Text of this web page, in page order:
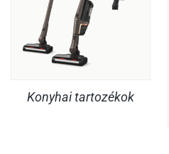
Konyhai tartozékok